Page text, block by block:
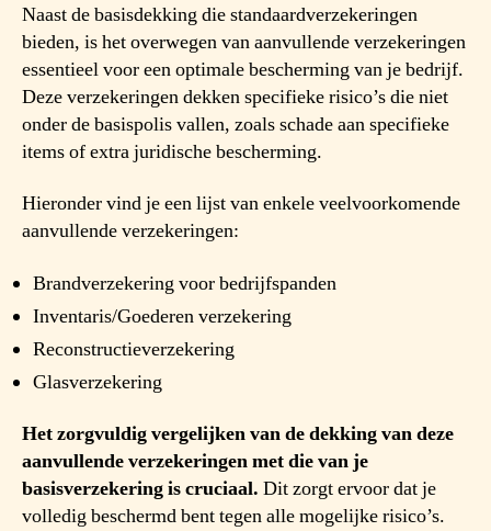
Naast de basisdekking die standaardverzekeringen
bieden, is het overwegen van aanvullende verzekeringen
essentieel voor een optimale bescherming van je bedrijf.
Deze verzekeringen dekken specifieke risico’s die niet
onder de basispolis vallen, zoals schade aan specifieke
items of extra juridische bescherming.
Hieronder vind je een lijst van enkele veelvoorkomende
aanvullende verzekeringen:
Brandverzekering voor bedrijfspanden
Inventaris/Goederen verzekering
Reconstructieverzekering
Glasverzekering
Het zorgvuldig vergelijken van de dekking van deze
aanvullende verzekeringen met die van je
basisverzekering is cruciaal. Dit zorgt ervoor dat je
volledig beschermd bent tegen alle mogelijke risico’s.